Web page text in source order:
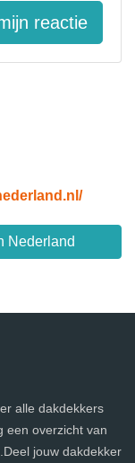
Nederland
reactie
alle dakdekkers
een overzicht van
jouw dakdekker